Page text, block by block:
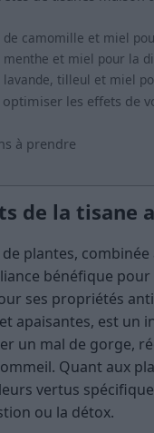
de camomille et miel
menthe et miel pour la
lavande, tilleul et miel
les effets de
à prendre
de la tisane
plantes, combinée
bénéfique pour
ses propriétés
apaisantes, est un
un mal de gorge,
Quant aux
vertus
ou la détox.